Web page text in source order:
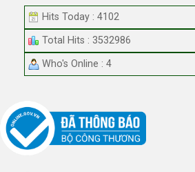
Hits Today : 4102
Total Hits : 3532986
Who's Online : 4